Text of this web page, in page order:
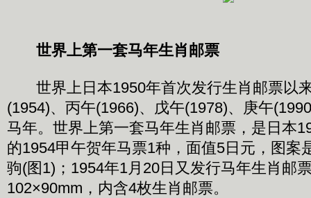
世界上第一套马年生肖邮票
世界上日本1950年首次发行生肖邮票以
(1954)、丙午(1966)、戊午(1978)、庚午
马年。世界上第一套马年生肖邮票，是日本
的1954甲午贺年马票1种，面值5日元，图案
驹(图1)；1954年1月20日又发行马年生肖邮
102×90mm，内含4枚生肖邮票。